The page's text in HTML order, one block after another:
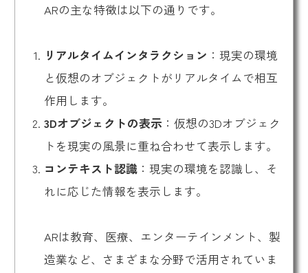
ARの主な特徴は以下の通りです。
リアルタイムインタラクション ：現実の環境
と仮想のオブジェクトがリアルタイムで相互
作用します。
3Dオブジェクトの表示 ：仮想の3Dオブジェク
トを現実の風景に重ね合わせて表示します。
コンテキスト認識：現実の環境を認識し、そ
れに応じた情報を表示します。
ARは教育、医療、エンターテインメント、製
造業など、さまざまな分野で活用されていま